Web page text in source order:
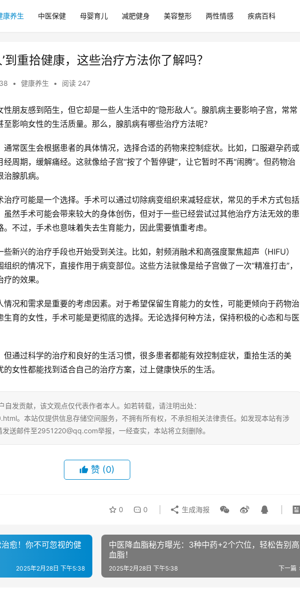
康养生 中医保健 母婴育儿 减肥健身 美容整形 两性情感 疾病百科
到重拾健康，这些治疗方法你了解吗？
• 健康养生 • 阅读 247
朋友感到陌生，但它却是一些人生活中的“隐形敌人”。腺肌病主要影响子宫，常常
影响女性的生活质量。那么，腺肌病有哪些治疗方法呢？
通常医生会根据患者的具体情况，选择合适的药物来控制症状。比如，口服避孕药或
周期，缓解痛经。这就像给子宫“按了个暂停键”，让它暂时不再“闹腾”。但药物治
腺肌病。
治疗可能是一个选择。手术可以通过切除病变组织来减轻症状，常见的手术方式包括
然手术可能会带来较大的身体创伤，但对于一些已经尝试过其他治疗方法无效的患
不过，手术也意味着失去生育能力，因此需要慎重考虑。
新兴的治疗手段也开始受到关注。比如，射频消融术和高强度聚焦超声（HIFU）
织的情况下，直接作用于病变部位。这些方法就像是给子宫做了一次“精准打击”，
的效果。
况和需求是重要的考虑因素。对于希望保留生育能力的女性，可能更倾向于药物治
育的女性，手术可能是更彻底的选择。无论选择何种方法，保持积极的心态和与医
但通过科学的治疗和良好的生活习惯，很多患者都能有效控制症状，重拾生活的美
女性都能找到适合自己的治疗方案，过上健康快乐的生活。
自发贡献，该文观点仅代表作者本人。如若转载，请注明出处：
。本站仅提供信息存储空间服务，不拥有所有权，不承担相关法律责任。如发现本站有涉
送邮件至2951220@qq.com举报，一经查实，本站将立刻删除。
赞 (0)
0 0 生成海报
愈！你不可忽视的健
2025年2月28日 下午5:38
中医降血脂秘方曝光：3种中药+2个穴位，轻松告别高
血脂！
下一篇
2025年2月28日 下午5:38